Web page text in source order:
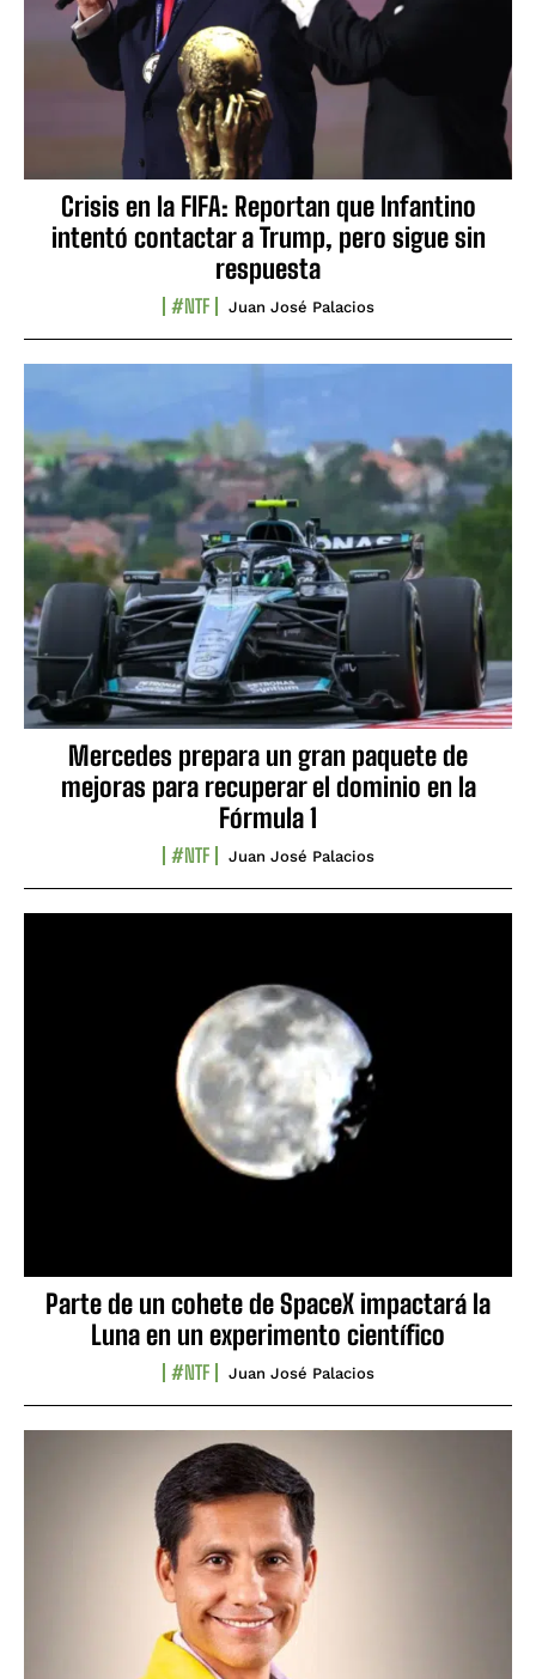
Crisis en la FIFA: Reportan que Infantino
intentó contactar a Trump, pero sigue sin
respuesta
#NTF Juan José Palacios
Mercedes prepara un gran paquete de
mejoras para recuperar el dominio en la
Fórmula 1
#NTF Juan José Palacios
Parte de un cohete de SpaceX impactará la
Luna en un experimento científico
#NTF Juan José Palacios